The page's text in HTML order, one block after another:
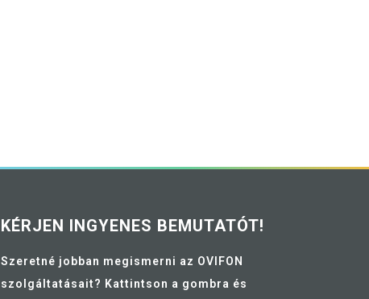
KÉRJEN INGYENES BEMUTATÓT!
Szeretné jobban megismerni az OVIFON
szolgáltatásait? Kattintson a gombra és